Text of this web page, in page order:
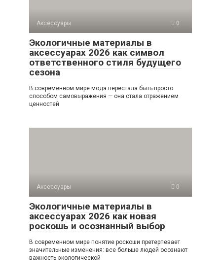
Аксессуары 0
Экологичные материалы в
аксессуарах 2026 как символ
ответственного стиля будущего
сезона
В современном мире мода перестала быть просто
способом самовыражения — она стала отражением
ценностей
Аксессуары 0
Экологичные материалы в
аксессуарах 2026 как новая
роскошь и осознанный выбор
В современном мире понятие роскоши претерпевает
значительные изменения: все больше людей осознают
важность экологической